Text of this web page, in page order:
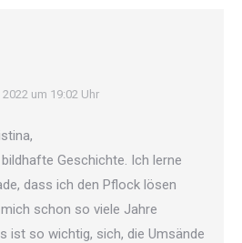
um 19:02 Uhr
Geschichte. Ich lerne
dass ich den Pflock lösen
schon so viele Jahre
ist so wichtig, sich, die Umsände